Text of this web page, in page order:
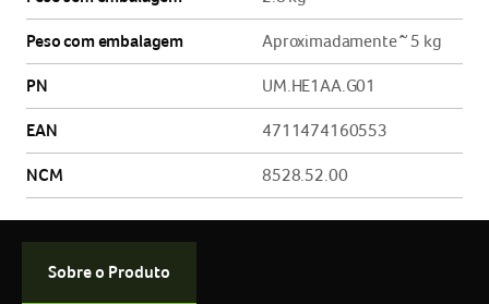
Sobre o Produto